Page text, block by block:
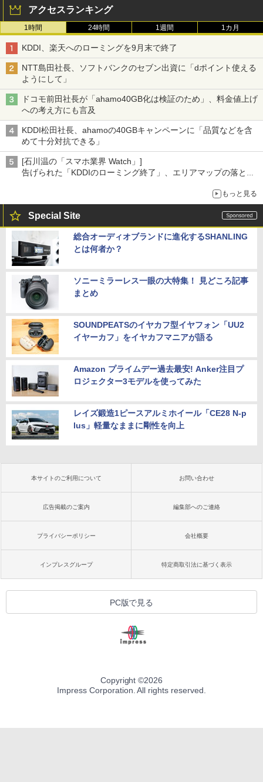
アクセスランキング
1時間 24時間 1週間 1カ月
KDDI、楽天へのローミングを9月末で終了
NTT島田社長、ソフトバンクのセブン出資に「dポイント使える
ようにして」
ドコモ前田社長が「ahamo40GB化は検証のため」、料金値上げ
への考え方にも言及
KDDI松田社長、ahamoの40GBキャンペーンに「品質などを含
めて十分対抗できる」
[石川温の「スマホ業界 Watch」]
告げられた「KDDIのローミング終了」、エリアマップの落とし
もっと見る
Special Site
総合オーディオブランドに進化するSHANLING
とは何者か？
ソニーミラーレス一眼の大特集！ 見どころ記事
まとめ
SOUNDPEATSのイヤカフ型イヤフォン「UU2
イヤーカフ」をイヤカフマニアが語る
Amazon プライムデー過去最安! Anker注目プ
ロジェクター3モデルを使ってみた
レイズ鍛造1ピースアルミホイール「CE28 N-p
lus」軽量なままに剛性を向上
本サイトのご利用について お問い合わせ
広告掲載のご案内 編集部へのご連絡
プライバシーポリシー 会社概要
インプレスグループ 特定商取引法に基づく表示
PC版で見る
Copyright ©2026
Impress Corporation. All rights reserved.